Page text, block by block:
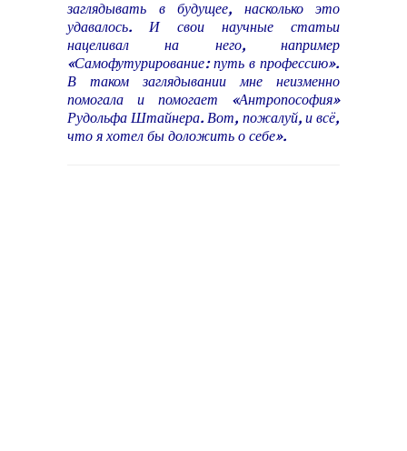
заглядывать в будущее, насколько это
удавалось. И свои научные статьи
нацеливал на него, например
«Самофутурирование: путь в профессию».
В таком заглядывании мне неизменно
помогала и помогает «Антропософия»
Рудольфа Штайнера. Вот, пожалуй, и всё,
что я хотел бы доложить о себе».